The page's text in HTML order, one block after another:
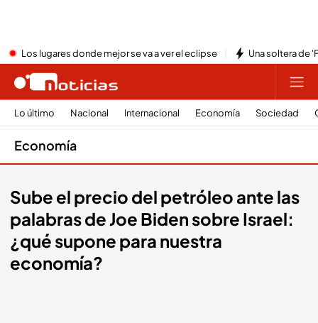
Los lugares donde mejor se va a ver el eclipse Una soltera de
Lo último Nacional Internacional Economía Sociedad
Economía
Sube el precio del petróleo ante las
palabras de Joe Biden sobre Israel:
¿qué supone para nuestra
economía?